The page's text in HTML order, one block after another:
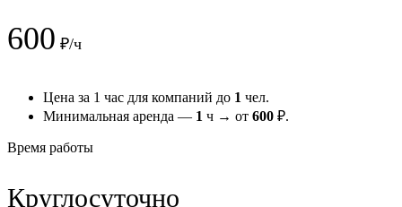
600 ₽/ч
Цена за 1 час для компаний до 1 чел.
Минимальная аренда — 1 ч → от 600 ₽.
Время работы
Круглосуточно